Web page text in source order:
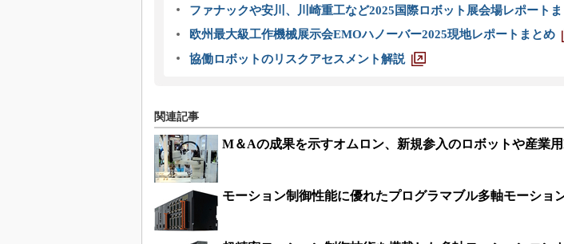
ファナックや安川、川崎重工など2025国際ロボット展会場レポート
欧州最大級工作機械展示会EMOハノーバー2025現地レポートまとめ
協働ロボットのリスクアセスメント解説
関連記事
M＆Aの成果を示すオムロン、新規参入のロボットや産業
モーション制御性能に優れたプログラマブル多軸モーショ